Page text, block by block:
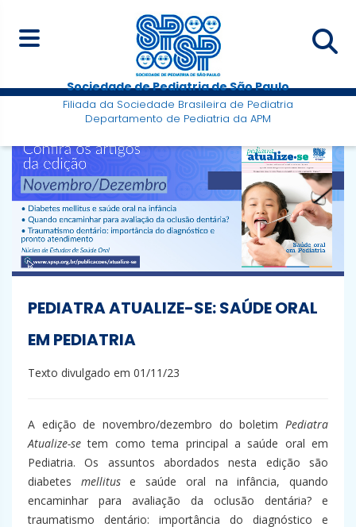
Sociedade de Pediatria de São Paulo
Filiada da Sociedade Brasileira de Pediatria
Departamento de Pediatria da APM
PEDIATRA ATUALIZE-SE: SAÚDE ORAL
EM PEDIATRIA
Texto divulgado em 01/11/23
A edição de novembro/dezembro do boletim Pediatra
Atualize-se tem como tema principal a saúde oral em
Pediatria. Os assuntos abordados nesta edição são
diabetes mellituse saúde oral na infância, quando
encaminhar para avaliação da oclusão dentária? e
traumatismo dentário: importância do diagnóstico e